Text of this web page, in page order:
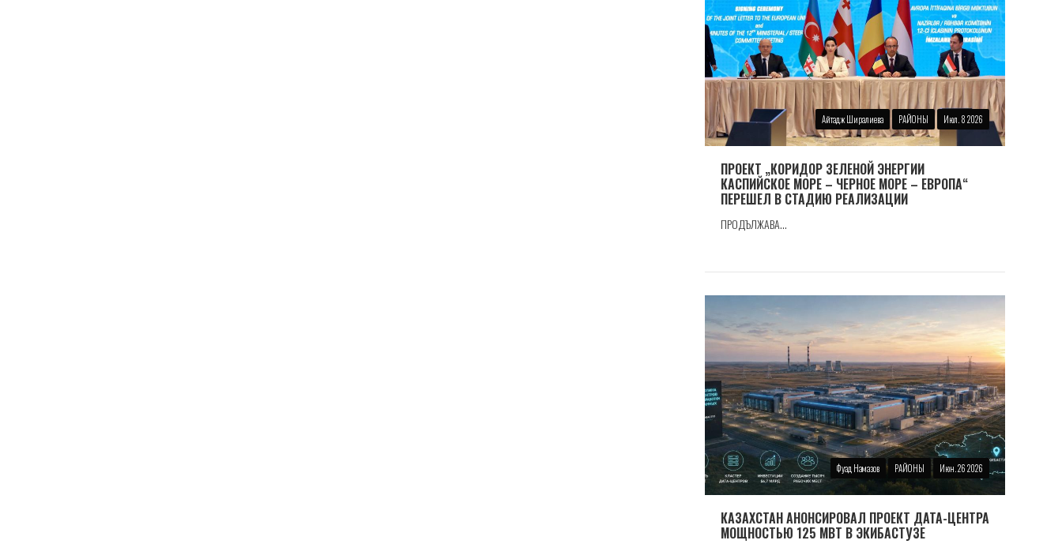
Айтадж Ширалиева РАЙОНЫ Июл. 8 2026
ПРОЕКТ „КОРИДОР ЗЕЛЕНОЙ ЭНЕРГИИ
КАСПИЙСКОЕ МОРЕ – ЧЕРНОЕ МОРЕ – ЕВРОПА“
ПЕРЕШЕЛ В СТАДИЮ РЕАЛИЗАЦИИ
ПРОДЪЛЖАВА...
Фуад Намазов РАЙОНЫ Июн. 26 2026
КАЗАХСТАН АНОНСИРОВАЛ ПРОЕКТ ДАТА-ЦЕНТРА
МОЩНОСТЬЮ 125 МВТ В ЭКИБАСТУЗЕ